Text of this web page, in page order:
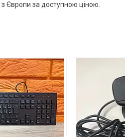
Європи за доступною ціною.